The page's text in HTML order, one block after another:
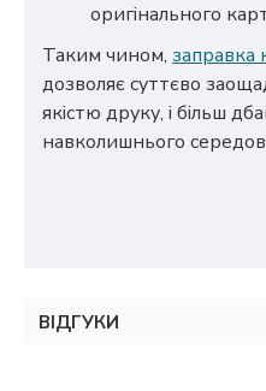
оригінального
Таким чином, заправка
дозволяє суттєво
якістю друку, і більш
навколишнього
ВІДГУКИ